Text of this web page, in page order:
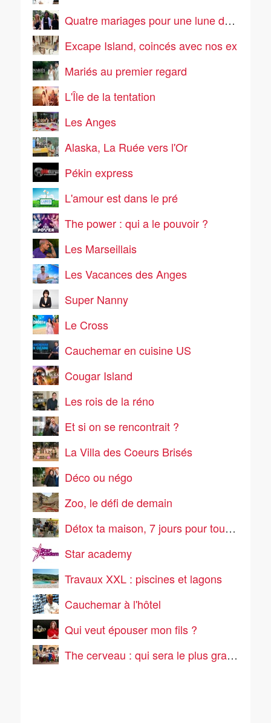
Quatre mariages pour une lune de miel
Excape Island, coincés avec nos ex
Mariés au premier regard
L'Île de la tentation
Les Anges
Alaska, La Ruée vers l'Or
Pékin express
L'amour est dans le pré
The power : qui a le pouvoir ?
Les Marseillais
Les Vacances des Anges
Super Nanny
Le Cross
Cauchemar en cuisine US
Cougar Island
Les rois de la réno
Et si on se rencontrait ?
La Villa des Coeurs Brisés
Déco ou négo
Zoo, le défi de demain
Détox ta maison, 7 jours pour tout ranger
Star academy
Travaux XXL : piscines et lagons
Cauchemar à l'hôtel
Qui veut épouser mon fils ?
The cerveau : qui sera le plus grand cerveau de la télé-réalité ?